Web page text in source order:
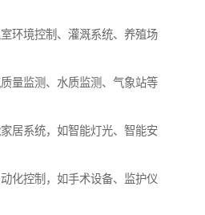
环境控制、灌溉系统、养殖场
量监测、水质监测、气象站等
居系统，如智能灯光、智能安
化控制，如手术设备、监护仪